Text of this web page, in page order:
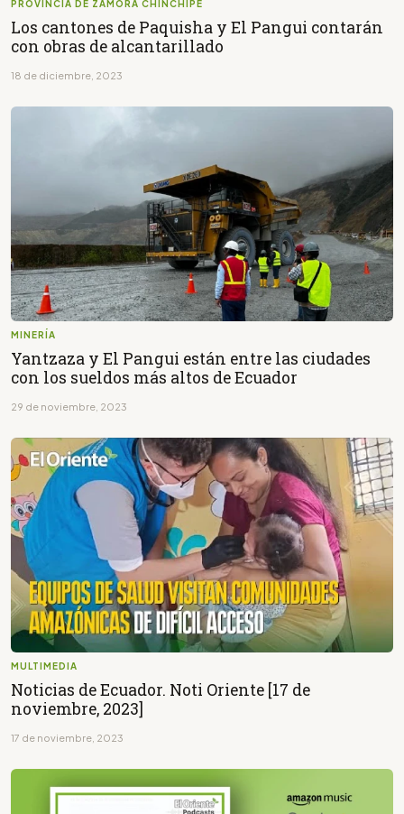
PROVINCIA DE ZAMORA CHINCHIPE
Los cantones de Paquisha y El Pangui contarán
con obras de alcantarillado
18 de diciembre, 2023
MINERÍA
Yantzaza y El Pangui están entre las ciudades
con los sueldos más altos de Ecuador
29 de noviembre, 2023
MULTIMEDIA
Noticias de Ecuador. Noti Oriente [17 de
noviembre, 2023]
17 de noviembre, 2023